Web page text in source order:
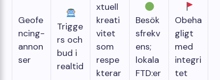
Geofe
ncing-
annon
ser
Trigge
rs och
bud i
realtid
xtuell
kreati
vitet
som
respe
kterar
Besök
sfrekv
ens;
lokala
FTD:er
Obeha
gligt
med
integri
tet